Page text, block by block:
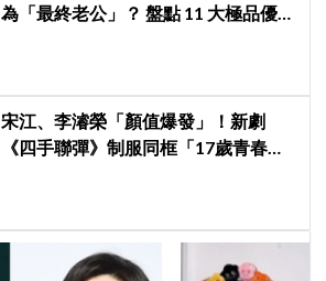
為「最終老公」？ 盤點 11 大極品優
宋江、李濬榮「顏值爆發」！新劇
《四手聯彈》制服同框「17歲青春神